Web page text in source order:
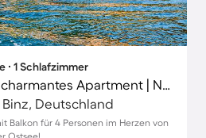
∙ 1 Schlafzimmer
Voll ausgestattetes charmantes Apartment | Neben dem Strand
Deutschland
Balkon für 4 Personen im Herzen von